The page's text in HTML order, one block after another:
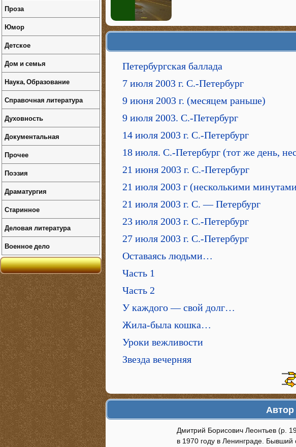
Петербургская баллада
7 июля 2003 г. С.-Петербург
9 июня 2003 г. (месяцем раньше)
9 июля 2003. С.-Петербург
14 июля 2003 г. С.-Петербург
18 июля. С.-Петербург (тот же день,
21 июня 2003 г. С.-Петербург
21 июля 2003 г (несколькими
21 июля 2003 г. С. — Петербург
23 июля 2003 г. С.-Петербург
27 июля 2003 г. С.-Петербург
Оставаясь людьми…
Часть 1
Часть 2
У каждого — свой долг…
Жила-была кошка…
Уроки вежливости
Звезда вечерняя
Дмитрий Борисович Леонтьев (р.
в 1970 году в Ленинграде. Бывший
Проза
Юмор
Детское
Дом и семья
Наука, Образование
Справочная литература
Духовность
Документальная
Прочее
Поэзия
Драматургия
Старинное
Деловая литература
Военное дело